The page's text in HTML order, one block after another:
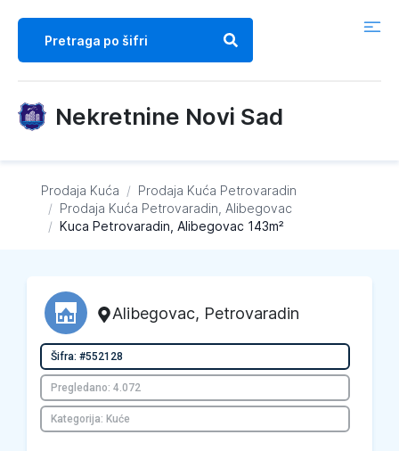
Nekretnine Novi Sad
Prodaja Kuća / Prodaja Kuća Petrovaradin
/ Prodaja Kuća Petrovaradin, Alibegovac
/ Kuca Petrovaradin, Alibegovac 143m²
Alibegovac, Petrovaradin
Šifra: #552128
Pregledano: 4.072
Kategorija: Kuće